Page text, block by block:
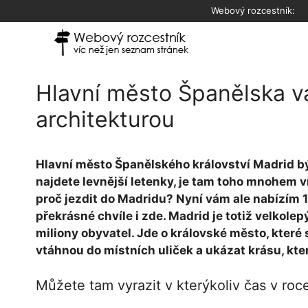
na
Webový rozcestník:
Hlavní město Španělska
architekturou
Hlavní město Španělského království Madrid
najdete levnější letenky, je tam toho mnohem
proč jezdit do Madridu? Nyní vám ale
překrásné chvíle i zde. Madrid je totiž
miliony obyvatel. Jde o královské město,
vtáhnou do místních uliček a ukázat krásu,
Můžete tam vyrazit v kterýkoliv čas v